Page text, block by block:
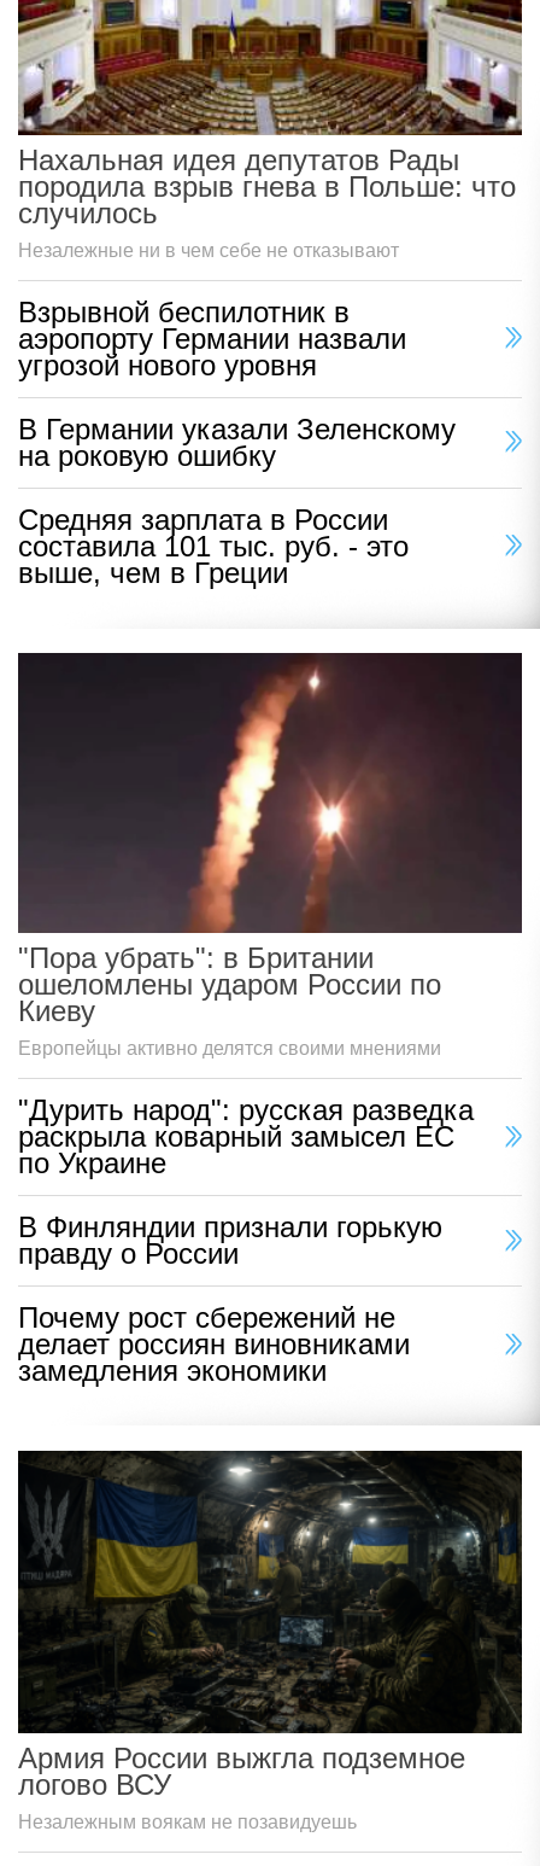
Нахальная идея депутатов Рады
породила взрыв гнева в Польше: что
случилось
Незалежные ни в чем себе не отказывают
Взрывной беспилотник в
аэропорту Германии назвали
угрозой нового уровня
В Германии указали Зеленскому
на роковую ошибку
Средняя зарплата в России
составила 101 тыс. руб. - это
выше, чем в Греции
"Пора убрать": в Британии
ошеломлены ударом России по
Киеву
Европейцы активно делятся своими мнениями
"Дурить народ": русская разведка
раскрыла коварный замысел ЕС
по Украине
В Финляндии признали горькую
правду о России
Почему рост сбережений не
делает россиян виновниками
замедления экономики
Армия России выжгла подземное
логово ВСУ
Незалежным воякам не позавидуешь